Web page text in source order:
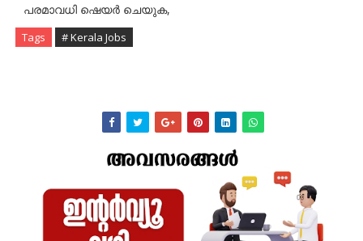
പരമാവധി ഷെയർ ചെയുക,
Tags # Kerala Jobs